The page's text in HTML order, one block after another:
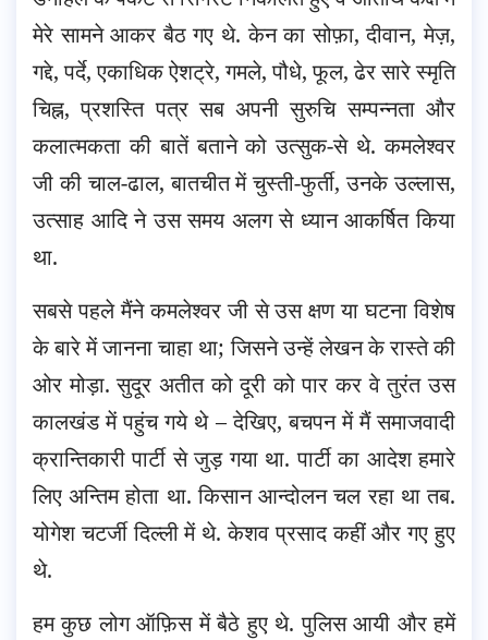
मेरे सामने आकर बैठ गए थे. केन का सोफ़ा, दीवान, मेज़,
गद्दे, पर्दे, एकाधिक ऐशट्रे, गमले, पौधे, फूल, ढेर सारे स्मृति
चिह्न, प्रशस्ति पत्र सब अपनी सुरुचि सम्पन्नता और
कलात्मकता की बातें बताने को उत्सुक-से थे. कमलेश्वर
जी की चाल-ढाल, बातचीत में चुस्ती-फुर्ती, उनके उल्लास,
उत्साह आदि ने उस समय अलग से ध्यान आकर्षित किया
था.
सबसे पहले मैंने कमलेश्वर जी से उस क्षण या घटना विशेष
के बारे में जानना चाहा था; जिसने उन्हें लेखन के रास्ते की
ओर मोड़ा. सुदूर अतीत को दूरी को पार कर वे तुरंत उस
कालखंड में पहुंच गये थे – देखिए, बचपन में मैं समाजवादी
क्रान्तिकारी पार्टी से जुड़ गया था. पार्टी का आदेश हमारे
लिए अन्तिम होता था. किसान आन्दोलन चल रहा था तब.
योगेश चटर्जी दिल्ली में थे. केशव प्रसाद कहीं और गए हुए
थे.
हम कुछ लोग ऑफ़िस में बैठे हुए थे. पुलिस आयी और हमें